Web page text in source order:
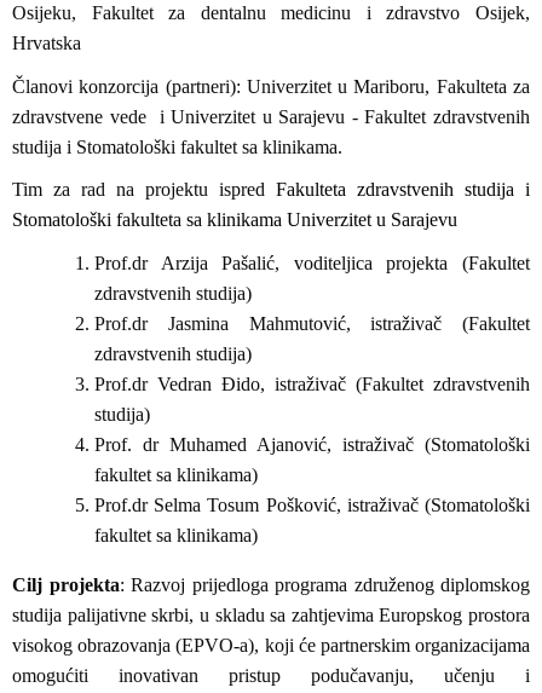
Osijeku, Fakultet za dentalnu medicinu i zdravstvo Osijek,
Hrvatska
Članovi konzorcija (partneri): Univerzitet u Mariboru, Fakulteta za
zdravstvene vede i Univerzitet u Sarajevu - Fakultet zdravstvenih
studija i Stomatološki fakultet sa klinikama.
Tim za rad na projektu ispred Fakulteta zdravstvenih studija i
Stomatološki fakulteta sa klinikama Univerzitet u Sarajevu
Prof.dr Arzija Pašalić, voditeljica projekta (Fakultet
zdravstvenih studija)
Prof.dr Jasmina Mahmutović, istraživač (Fakultet
zdravstvenih studija)
Prof.dr Vedran Đido, istraživač (Fakultet zdravstvenih
studija)
Prof. dr Muhamed Ajanović, istraživač (Stomatološki
fakultet sa klinikama)
Prof.dr Selma Tosum Pošković, istraživač (Stomatološki
fakultet sa klinikama)
Cilj projekta: Razvoj prijedloga programa združenog diplomskog
studija palijativne skrbi, u skladu sa zahtjevima Europskog prostora
visokog obrazovanja (EPVO-a), koji će partnerskim organizacijama
omogućiti inovativan pristup podučavanju, učenju i